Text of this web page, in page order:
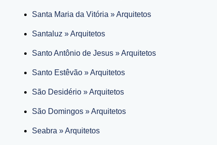
Santa Maria da Vitória » Arquitetos
Santaluz » Arquitetos
Santo Antônio de Jesus » Arquitetos
Santo Estêvão » Arquitetos
São Desidério » Arquitetos
São Domingos » Arquitetos
Seabra » Arquitetos